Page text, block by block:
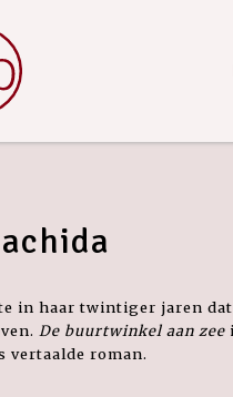
in haar twintiger jaren
De buurtwinkel aan zee
vertaalde roman.